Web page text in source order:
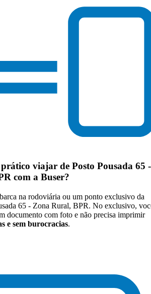
prático viajar de Posto Pousada 65 -
com a Buser?
na rodoviária ou um ponto exclusivo da
65 - Zona Rural, BPR. No exclusivo,
documento com foto e não precisa imprimir
e sem burocracias.